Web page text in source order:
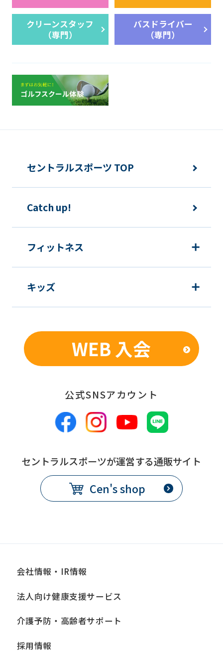
クリーンスタッフ
（専門）
バスドライバー
（専門）
セントラルスポーツ TOP
Catch up!
フィットネス
キッズ
WEB 入会
公式SNSアカウント
セントラルスポーツが運営する通販サイト
Cen's shop
会社情報・IR情報
法人向け健康支援サービス
介護予防・高齢者サポート
採用情報